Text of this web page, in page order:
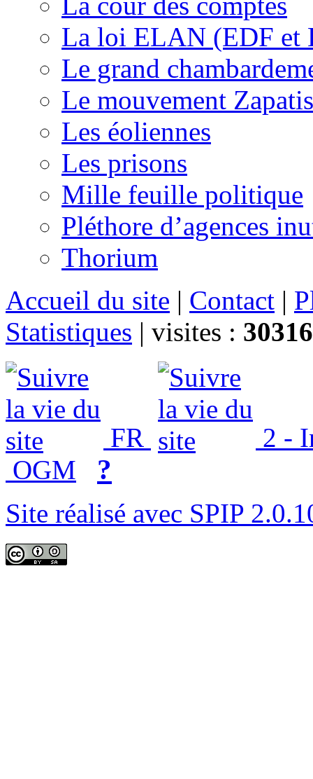
La loi ELAN (EDF et
Le grand
Le mouvement
Les éoliennes
Les prisons
Mille feuille politique
Pléthore d’agences
Thorium
Accueil du site | Contact |
Statistiques | visites :
FR
2 -
OGM
?
Site réalisé avec SPIP